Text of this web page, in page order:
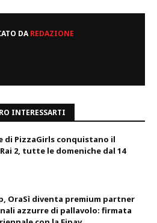
DAREDAZIONE
INTERESSARTI
di PizzaGirls conquistano il
2, tutte le domeniche dal 14
OraSì diventa premium partner
azzurre di pallavolo: firmata